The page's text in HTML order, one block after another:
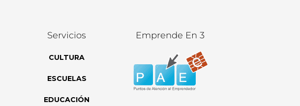
Servicios
CULTURA
ESCUELAS
EDUCACIÓN
Emprende En 3